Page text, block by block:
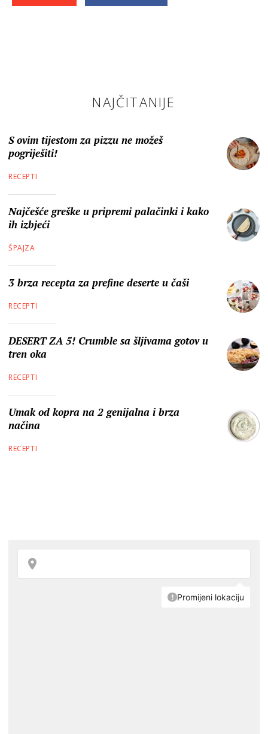
NAJČITANIJE
S ovim tijestom za pizzu ne možeš
pogriješiti!
RECEPTI
Najčešće greške u pripremi palačinki i kako
ih izbjeći
ŠPAJZA
3 brza recepta za prefine deserte u čaši
RECEPTI
DESERT ZA 5! Crumble sa šljivama gotov u
tren oka
RECEPTI
Umak od kopra na 2 genijalna i brza
načina
RECEPTI